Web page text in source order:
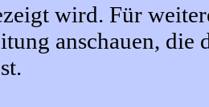
wird. Für
anschauen, die